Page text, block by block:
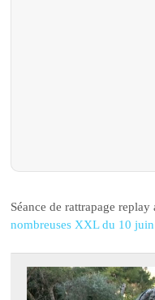
Séance de rattrapage
nombreuses XXL du 10